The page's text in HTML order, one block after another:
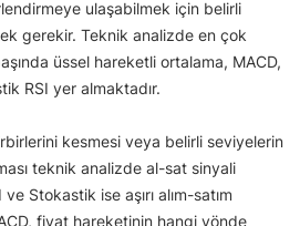
ulaşabilmek için belirli
gerekir. Teknik analizde en çok
üssel hareketli ortalama, MACD,
RSI yer almaktadır.
kesmesi veya belirli seviyelerin
teknik analizde al-sat sinyali
Stokastik ise aşırı alım-satım
fiyat hareketinin hangi yönde